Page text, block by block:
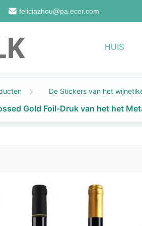
feliciazhou@pa.ecer.com
HUIS
De Stickers van het
Gold Foil-Druk van het het